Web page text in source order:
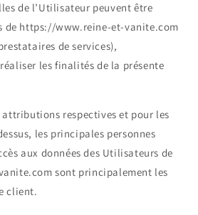
de l’Utilisateur peuvent être
de https://www.reine-et-vanite.com
de services),
les finalités de la présente
respectives et pour les
les principales personnes
aux données des Utilisateurs de
sont principalement les
client.